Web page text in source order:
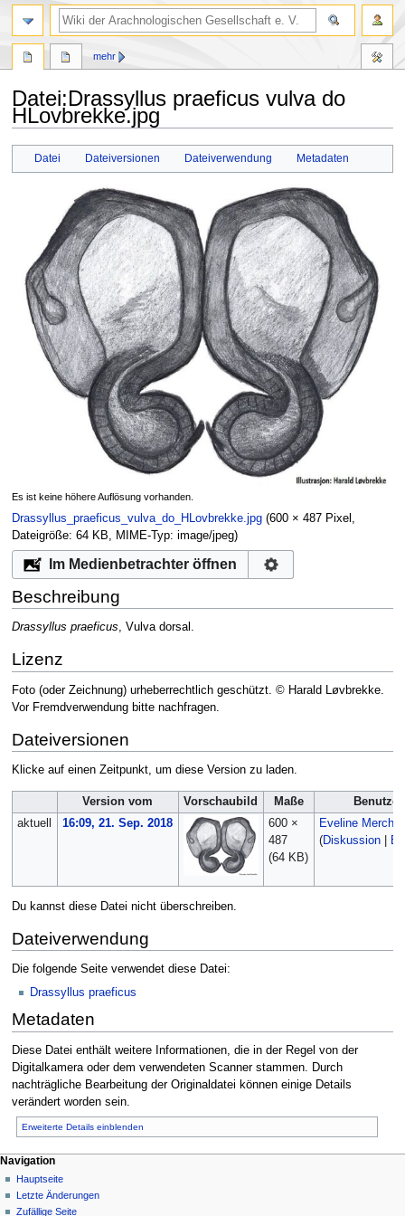
Datei:Drassyllus praeficus vulva do
HLovbrekke.jpg
Datei Dateiversionen Dateiverwendung Metadaten
Es ist keine höhere Auflösung vorhanden.
Drassyllus_praeficus_vulva_do_HLovbrekke.jpg‎ (600 × 487 Pixel,
Dateigröße: 64 KB, MIME-Typ: image/jpeg)
Im Medienbetrachter öffnen
Beschreibung
Drassyllus praeficus, Vulva dorsal.
Lizenz
Foto (oder Zeichnung) urheberrechtlich geschützt. © Harald Løvbrekke.
Vor Fremdverwendung bitte nachfragen.
Dateiversionen
Klicke auf einen Zeitpunkt, um diese Version zu laden.
Version vom Vorschaubild Maße
Benutzer
aktuell
16:09, 21. Sep. 2018
600 ×
487
(64 KB)
Eveline
(Diskussion|
Du kannst diese Datei nicht überschreiben.
Dateiverwendung
Die folgende Seite verwendet diese Datei:
Drassyllus praeficus
Metadaten
Diese Datei enthält weitere Informationen, die in der Regel von der
Digitalkamera oder dem verwendeten Scanner stammen. Durch
nachträgliche Bearbeitung der Originaldatei können einige Details
verändert worden sein.
Erweiterte Details einblenden
mehr
Navigation
Hauptseite
Letzte Änderungen
Zufällige Seite